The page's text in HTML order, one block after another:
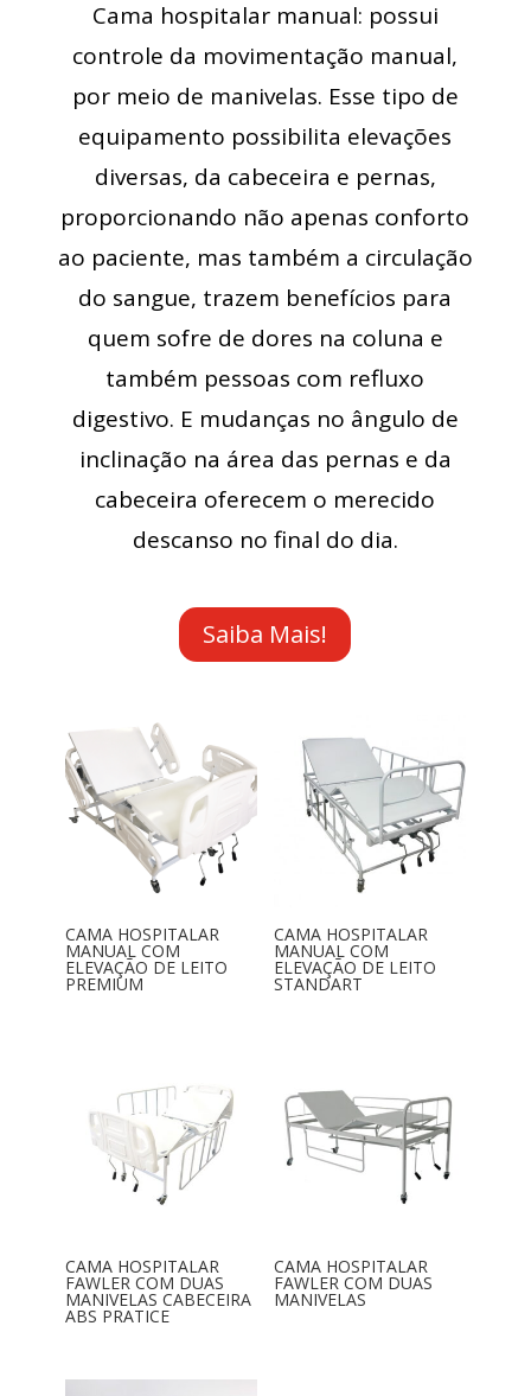
Cama hospitalar manual: possui
controle da movimentação manual,
por meio de manivelas. Esse tipo de
equipamento possibilita elevações
diversas, da cabeceira e pernas,
proporcionando não apenas conforto
ao paciente, mas também a circulação
do sangue, trazem benefícios para
quem sofre de dores na coluna e
também pessoas com refluxo
digestivo. E mudanças no ângulo de
inclinação na área das pernas e da
cabeceira oferecem o merecido
descanso no final do dia.
Saiba Mais!
CAMA HOSPITALAR
MANUAL COM
ELEVAÇÃO DE LEITO
PREMIUM
CAMA HOSPITALAR
MANUAL COM
ELEVAÇÃO DE LEITO
STANDART
CAMA HOSPITALAR
FAWLER COM DUAS
MANIVELAS CABECEIRA
ABS PRATICE
CAMA HOSPITALAR
FAWLER COM DUAS
MANIVELAS